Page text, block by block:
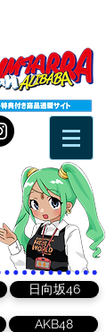
日向坂46
AKB48